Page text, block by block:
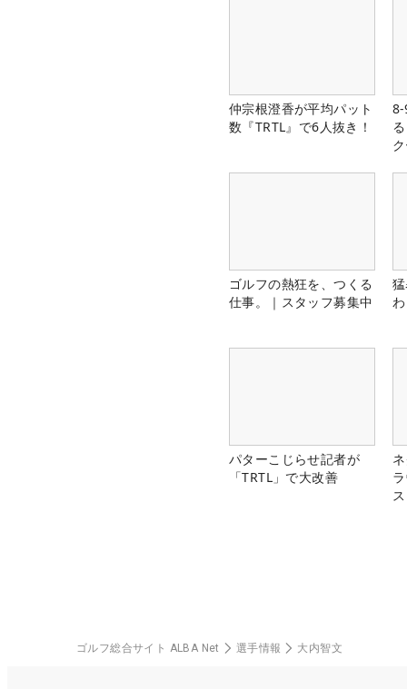
仲宗根澄香が平均パット
数『TRTL』で6人抜き！
8-
ゴルフの熱狂を、つくる
仕事。｜スタッフ募集中
パターこじらせ記者が
「TRTL」で大改善
ゴルフ総合サイト ALBA Net 選手情報 大内智文